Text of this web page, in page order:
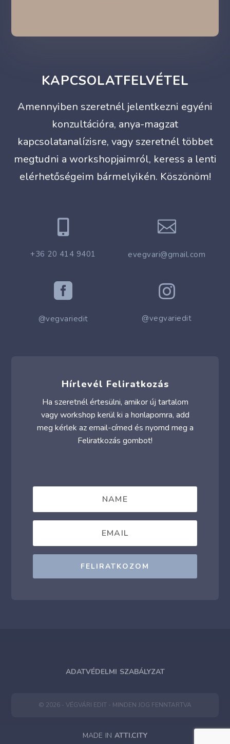
KAPCSOLATFELVÉTEL
Amennyiben szeretnél jelentkezni egyéni
konzultációra, anya-magzat
kapcsolatanalízisre, vagy szeretnél többet
megtudni a workshopjaimról, keress a lenti
elérhetőségeim bármelyikén. Köszönöm!

+36 20 414 9401

evegvari@gmail.com

@vegvariedit

@vegvariedit
Hírlevél Feliratkozás
Ha szeretnél értesülni, amikor új tartalom
vagy workshop kerül ki a honlapomra, add
meg kérlek az email-címed és nyomd meg a
Feliratkozás gombot!
FELIRATKOZOM
ADATVÉDELMI SZABÁLYZAT
© 2026 - VÉGVÁRI EDIT - MINDEN JOG FENNTARTVA
MADE IN ATTI.CITY